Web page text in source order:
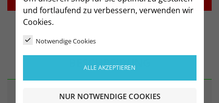
und fortlaufend zu verbessern, verwenden wir
Cookies.
Notwendige Cookies
ALLE AKZEPTIEREN
NUR NOTWENDIGE COOKIES
BESCHREIBUNG
ARTIKELDETAILS